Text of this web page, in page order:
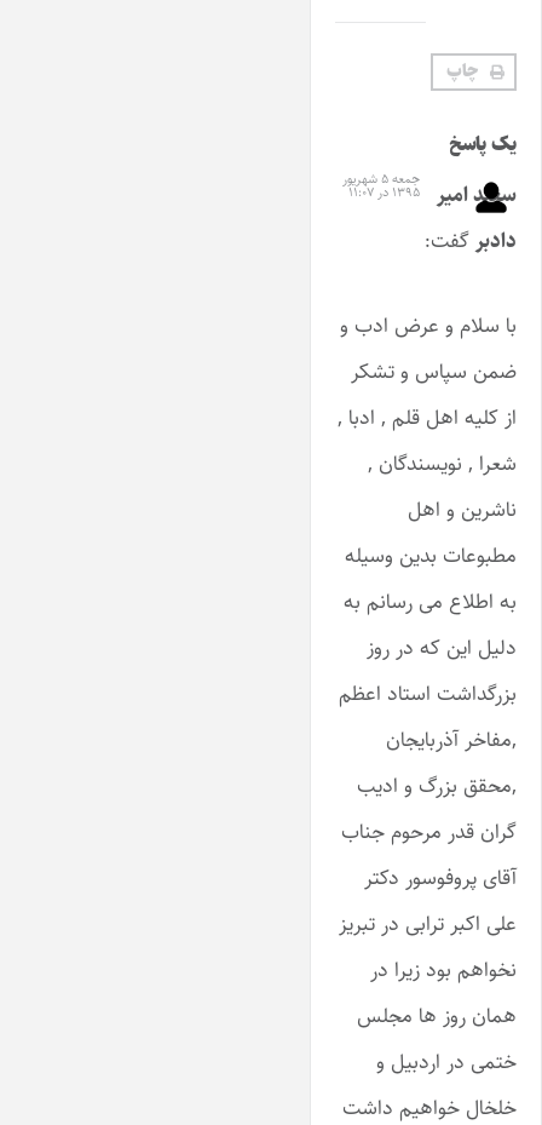
چاپ
یک پاسخ
سعید امیر
دادبر گفت:
جمعه ۵ شهریور
۱۳۹۵ در ۱۱:۰۷
با سلام و عرض ادب و
ضمن سپاس و تشکر
از کلیه اهل قلم , ادبا ,
شعرا , نویسندگان ,
ناشرین و اهل
مطبوعات بدین وسیله
به اطلاع می رسانم به
دلیل این که در روز
بزرگداشت استاد اعظم
,مفاخر آذربایجان
,محقق بزرگ و ادیب
گران قدر مرحوم جناب
آقای پروفوسور دکتر
علی اکبر ترابی در تبریز
نخواهم بود زیرا در
همان روز ها مجلس
ختمی در اردبیل و
خلخال خواهیم داشت